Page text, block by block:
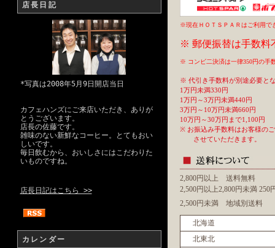
店長日記
*写真は2008年5月9日開店当日
カフェハンズにご来店いただき、ありが
とうございます。
店長の佐藤です。
雑味のない新鮮なコーヒー。とてもおい
しいです。
毎日飲むから、おいしさにはこだわりた
いものですね。
店長日記はこちら >>
カレンダー
※現在ＨＯＴＳＰＡＲはご利用で
※ 郵便振替は手数料
※ コンビ二決済は一律350円の手
※ 代引き手数料が別途必要と
1万円未満330円
1万円～3万円未満440円
3万円～10万円未満660円
10万円～30万円まで1,100円
※ お振込み手数料はお客様の
させていただきます。
2,800円以上 送料無料
2,500円以上2,800円未満 250
2,500円未満 地域別送料
北海道
北東北